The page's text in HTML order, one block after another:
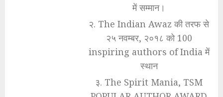
में सम्मान।
२. The Indian Awaz की तरफ से
२५ नवम्बर, २०१८ को 100
inspiring authors of India में
स्थान
३. The Spirit Mania, TSM